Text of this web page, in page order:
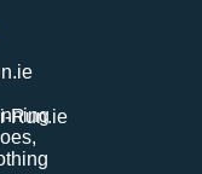
i-Run.ie